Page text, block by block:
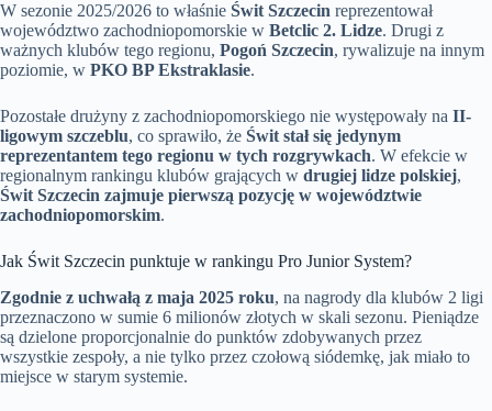
W sezonie 2025/2026 to właśnie Świt Szczecin reprezentował
województwo zachodniopomorskie w Betclic 2. Lidze. Drugi z
ważnych klubów tego regionu, Pogoń Szczecin, rywalizuje na innym
poziomie, w PKO BP Ekstraklasie.
Pozostałe drużyny z zachodniopomorskiego nie występowały na II-
ligowym szczeblu, co sprawiło, że Świt stał się jedynym
reprezentantem tego regionu w tych rozgrywkach. W efekcie w
regionalnym rankingu klubów grających w drugiej lidze polskiej,
Świt Szczecin zajmuje pierwszą pozycję w województwie
zachodniopomorskim.
Jak Świt Szczecin punktuje w rankingu Pro Junior System?
Zgodnie z uchwałą z maja 2025 roku, na nagrody dla klubów 2 ligi
przeznaczono w sumie 6 milionów złotych w skali sezonu. Pieniądze
są dzielone proporcjonalnie do punktów zdobywanych przez
wszystkie zespoły, a nie tylko przez czołową siódemkę, jak miało to
miejsce w starym systemie.